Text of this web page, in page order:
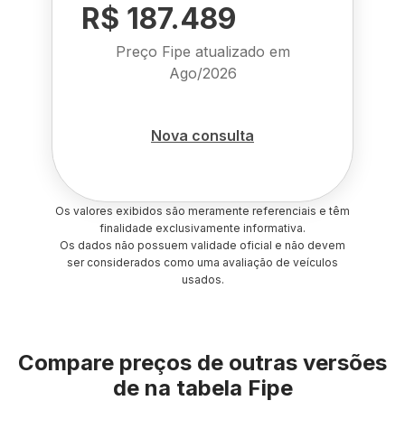
R$ 187.489
Preço Fipe atualizado em
Ago/2026
Nova consulta
Os valores exibidos são meramente referenciais e têm
finalidade exclusivamente informativa.
Os dados não possuem validade oficial e não devem
ser considerados como uma avaliação de veículos
usados.
Compare preços de outras versões
de na tabela Fipe